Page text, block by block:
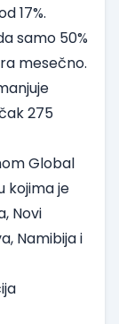
17%.
samo 50%
mesečno.
275
Global
kojima je
Novi
Namibija i